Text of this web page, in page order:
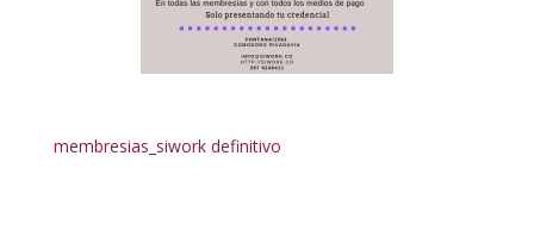
membresias_siwork definitivo